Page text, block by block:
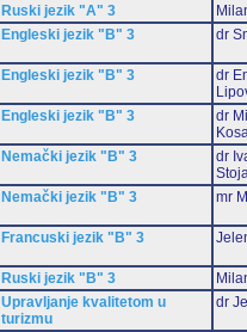
Ruski jezik "A" 3
Engleski jezik "B" 3 dr
Engleski jezik "B" 3
dr
Engleski jezik "B" 3
dr
Nemački jezik "B" 3
dr
Nemački jezik "B" 3 mr
Francuski jezik "B" 3
Ruski jezik "B" 3
Upravljanje kvalitetom u
turizmu
dr